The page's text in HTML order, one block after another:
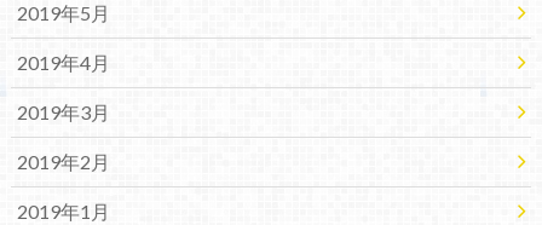
2019年5月
2019年4月
2019年3月
2019年2月
2019年1月